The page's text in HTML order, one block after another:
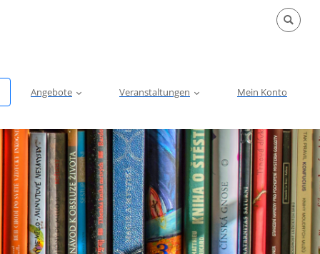
Angebote Veranstaltungen Mein Konto